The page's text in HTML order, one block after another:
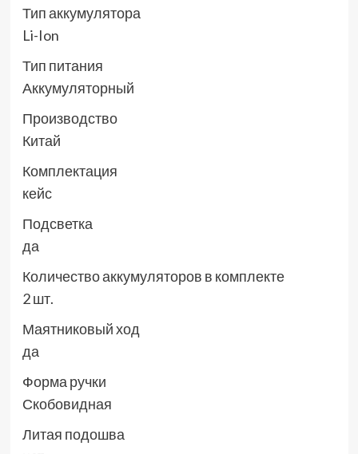
Тип аккумулятора
Li-Ion
Тип питания
Аккумуляторный
Производство
Китай
Комплектация
кейс
Подсветка
да
Количество аккумуляторов в комплекте
2 шт.
Маятниковый ход
да
Форма ручки
Скобовидная
Литая подошва